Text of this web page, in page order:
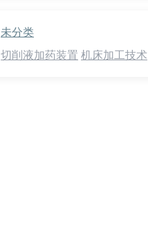
未分类
切削液加药装置 机床加工技术